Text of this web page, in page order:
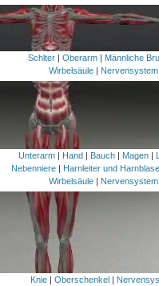
Schlter |Oberarm Männliche
Wirbelsäule| Nervensystem
Unterarm | Hand | Bauch | Magen |
Nebenniere | Harnleiter und Harnblase
Wirbelsäule| Nervensystem
Knie| Oberschenkel